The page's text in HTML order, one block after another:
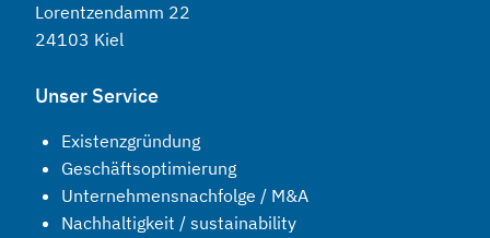
Lorentzendamm 22
24103 Kiel
Unser Service
Existenzgründung
Geschäftsoptimierung
Unternehmensnachfolge / M&A
Nachhaltigkeit / sustainability